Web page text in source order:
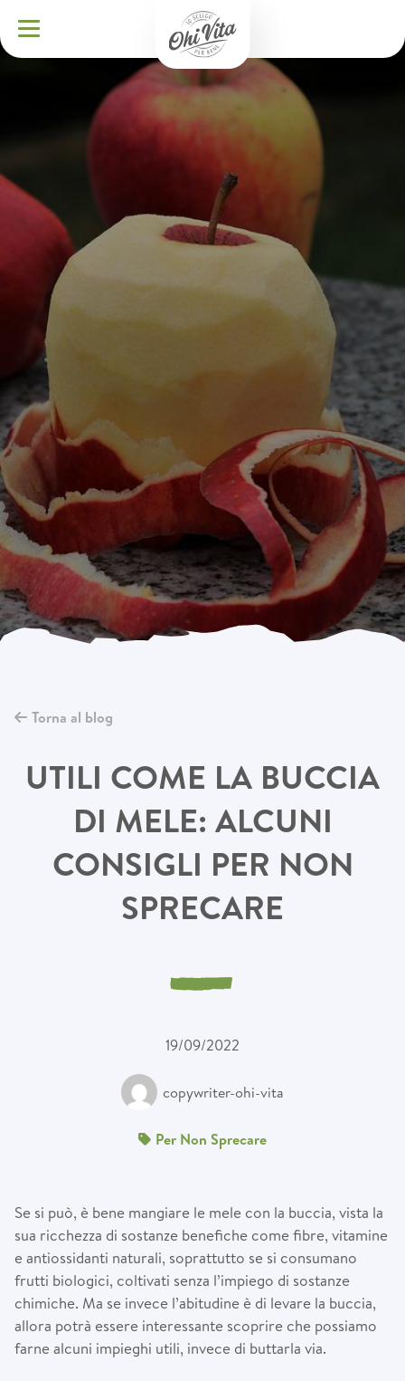
Torna al blog
UTILI COME LA BUCCIA
DI MELE: ALCUNI
CONSIGLI PER NON
SPRECARE
19/09/2022
copywriter-ohi-vita
Per Non Sprecare
Se si può, è bene mangiare le mele con la buccia, vista la
sua ricchezza di sostanze benefiche come fibre, vitamine
e antiossidanti naturali, soprattutto se si consumano
frutti biologici, coltivati senza l’impiego di sostanze
chimiche. Ma se invece l’abitudine è di levare la buccia,
allora potrà essere interessante scoprire che possiamo
farne alcuni impieghi utili, invece di buttarla via.